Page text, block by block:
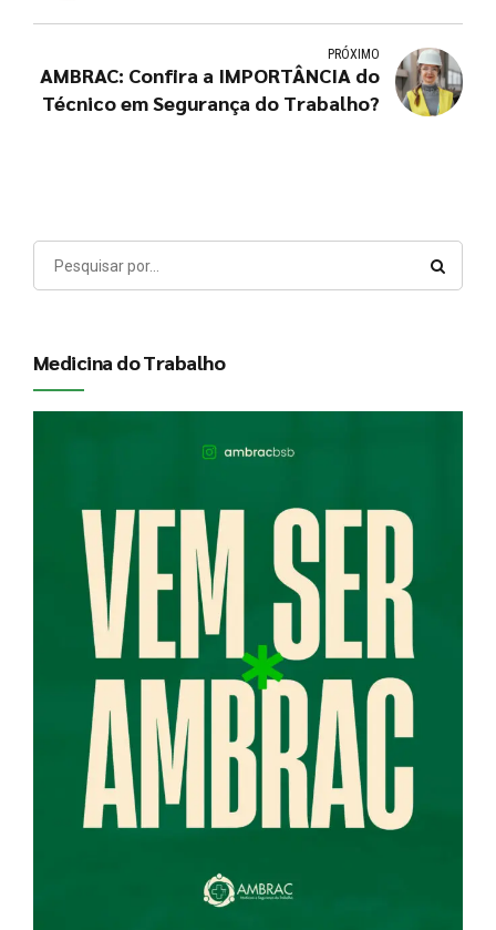
PRÓXIMO
AMBRAC: Confira a IMPORTÂNCIA do
Técnico em Segurança do Trabalho?
Medicina do Trabalho